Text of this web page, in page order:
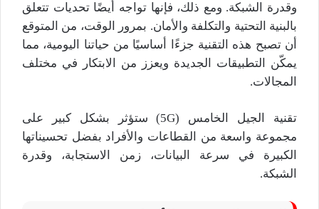
وقدرة الشبكة. ومع ذلك، فإنها تواجه أيضًا تحديات تتعلق
بالبنية التحتية والتكلفة والأمان. بمرور الوقت، من المتوقع
أن تصبح هذه التقنية جزءًا أساسيًا من حياتنا اليومية، مما
يمكّن التطبيقات الجديدة ويعزز من الابتكار في مختلف
المجالات.
تقنية الجيل الخامس (5G) ستؤثر بشكل كبير على
مجموعة واسعة من القطاعات والأفراد بفضل تحسيناتها
الكبيرة في سرعة البيانات، زمن الاستجابة، وقدرة
الشبكة.